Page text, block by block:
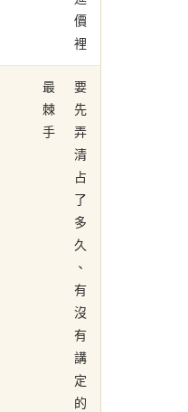
價
裡
最
棘
手
要
先
弄
清
占
了
多
久
、
有
沒
有
講
定
的